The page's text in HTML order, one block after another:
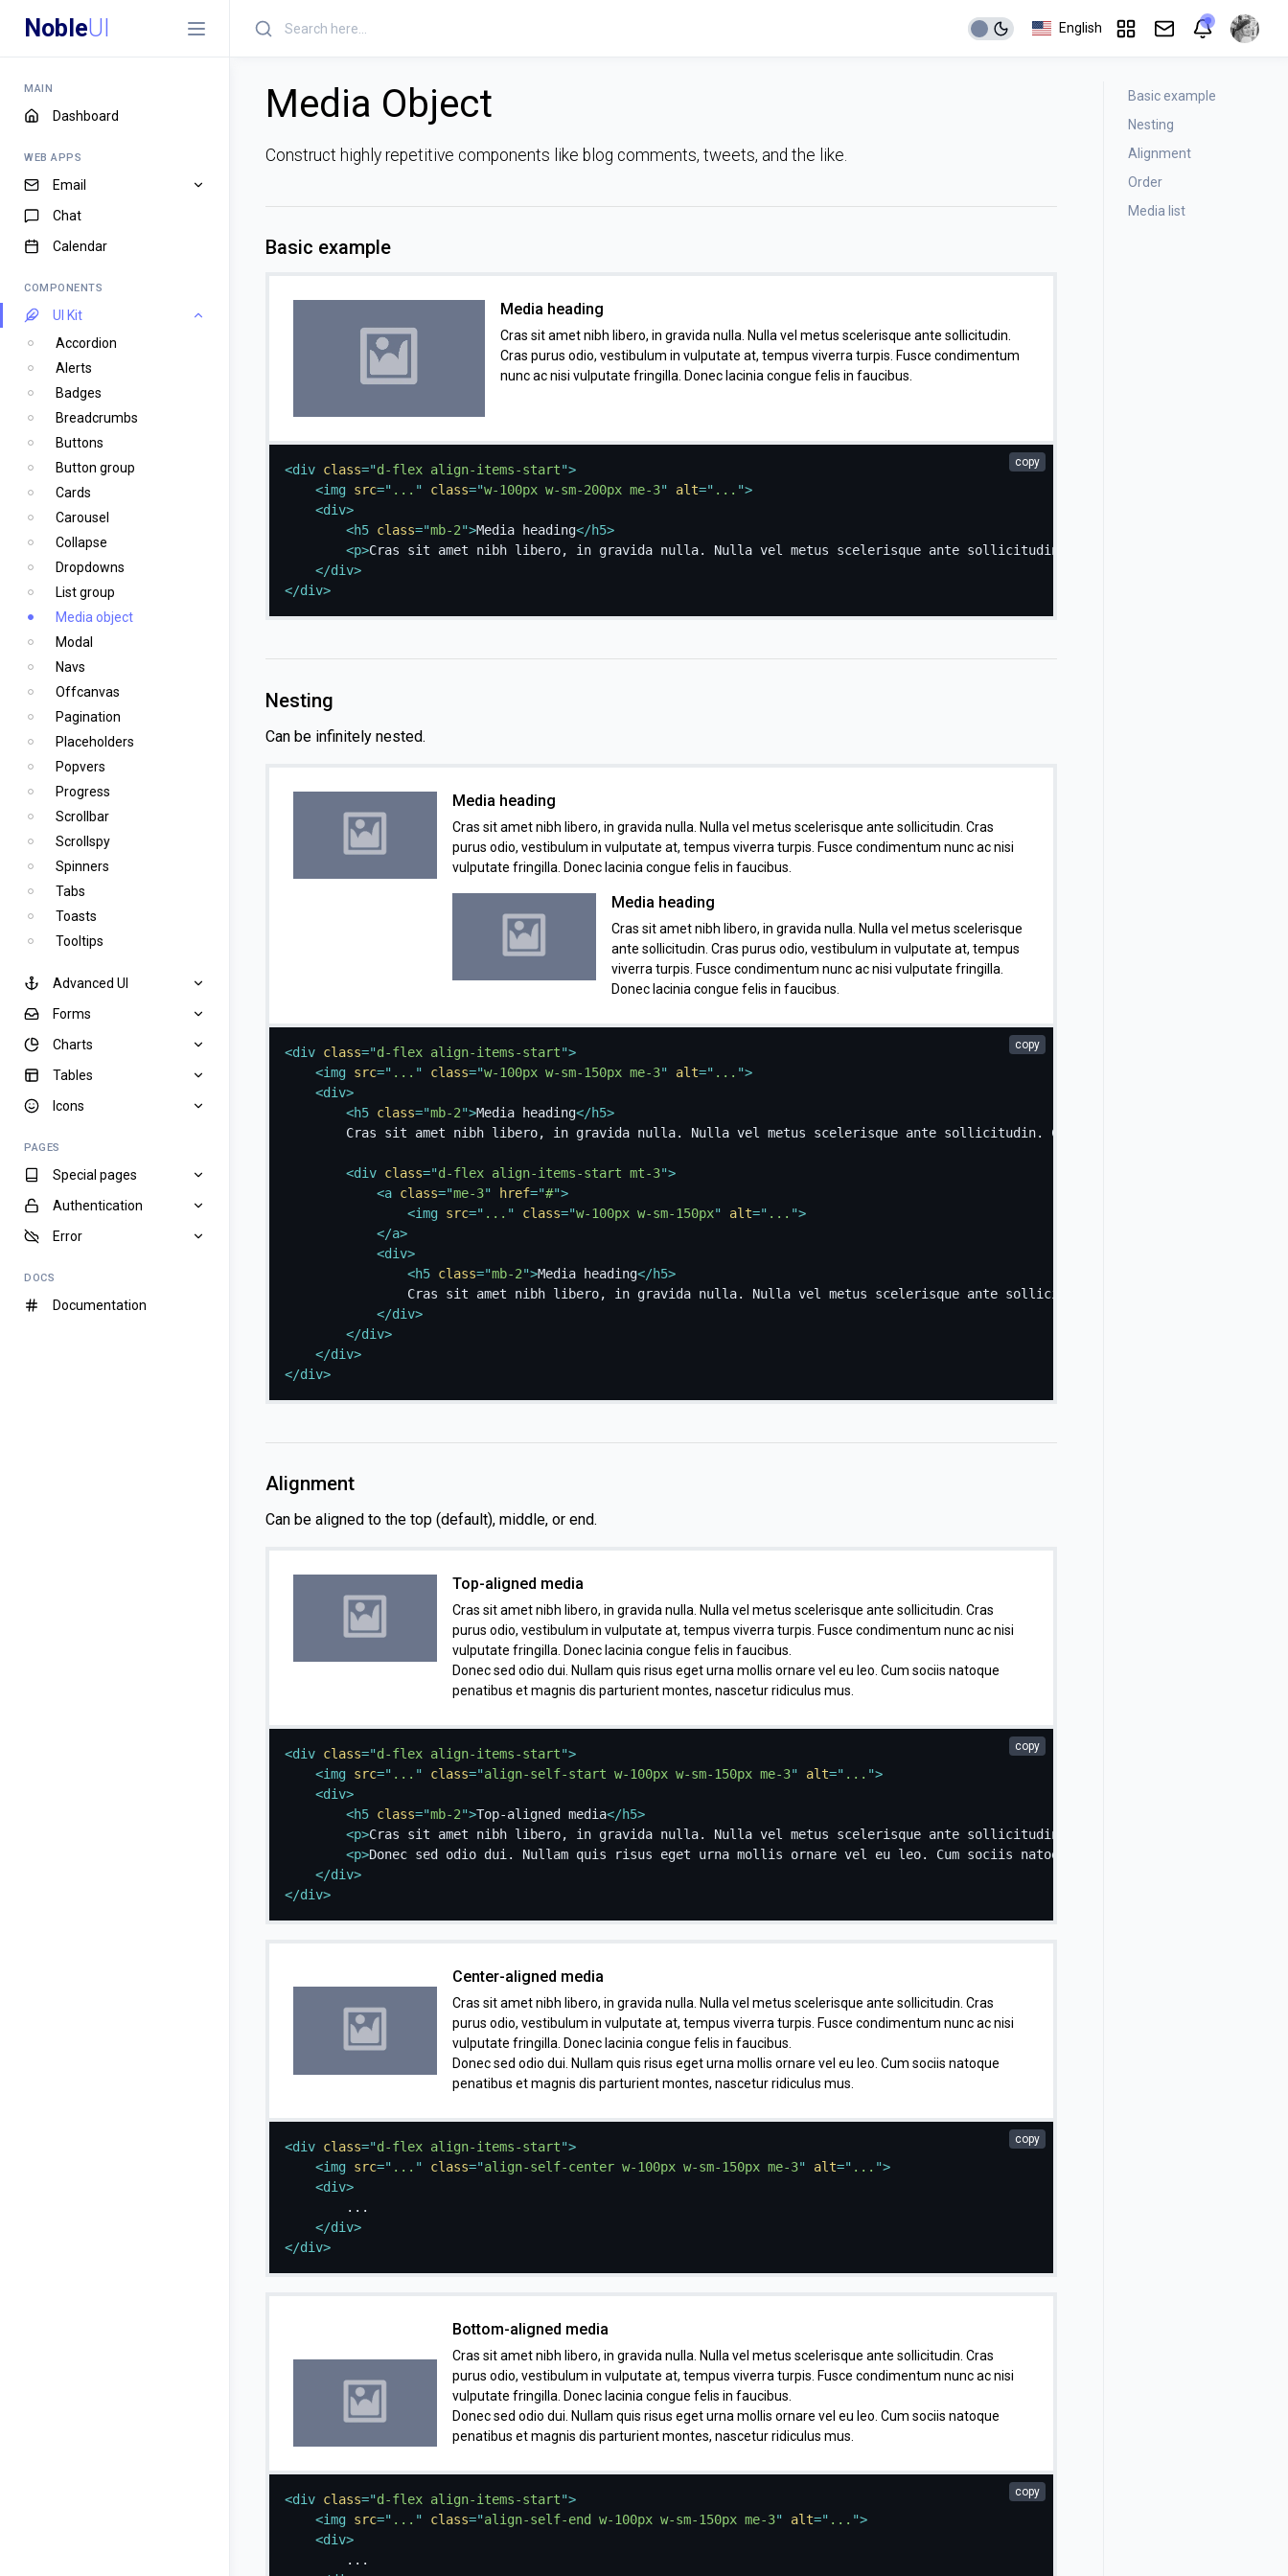
NobleUI
MAIN
Dashboard
WEB APPS
Email
Chat
Calendar
COMPONENTS
UI Kit
Accordion
Alerts
Badges
Breadcrumbs
Buttons
Button group
Cards
Carousel
Collapse
Dropdowns
List group
Media object
Modal
Navs
Offcanvas
Pagination
Placeholders
Popvers
Progress
Scrollbar
Scrollspy
Spinners
Tabs
Toasts
Tooltips
Advanced UI
Forms
Charts
Tables
Icons
PAGES
Special pages
Authentication
Error
DOCS
Documentation
English
Media Object
Construct highly repetitive components like blog comments, tweets, and the like.
Basic example
Media heading
Cras sit amet nibh libero, in gravida nulla. Nulla vel metus scelerisque ante sollicitudin.
Cras purus odio, vestibulum in vulputate at, tempus viverra turpis. Fusce condimentum
nunc ac nisi vulputate fringilla. Donec lacinia congue felis in faucibus.
<div class="d-flex align-items-start">
<img src=" ... " class="w-100px w-sm-200px me-3" alt=" ... ">
<div>
<h5 class="mb-2">Media heading</h5>
<p>Cras sit amet nibh libero, in gravida nulla. Nulla vel metus scelerisque ante sollicitudin. Cras purus odio,
</div>
</div>
copy
Nesting
Can be infinitely nested.
Media heading
Cras sit amet nibh libero, in gravida nulla. Nulla vel metus scelerisque ante sollicitudin. Cras
purus odio, vestibulum in vulputate at, tempus viverra turpis. Fusce condimentum nunc ac nisi
vulputate fringilla. Donec lacinia congue felis in faucibus.
Media heading
Cras sit amet nibh libero, in gravida nulla. Nulla vel metus scelerisque
ante sollicitudin. Cras purus odio, vestibulum in vulputate at, tempus
viverra turpis. Fusce condimentum nunc ac nisi vulputate fringilla.
Donec lacinia congue felis in faucibus.
<div class="d-flex align-items-start">
<img src=" ... " class="w-100px w-sm-150px me-3" alt=" ... ">
<div>
<h5 class="mb-2">Media heading</h5>
<div class="d-flex align-items-start mt-3">
<a class="me-3" href="#">
<img src=" ... " class="w-100px w-sm-150px" alt=" ... ">
</a>
<div>
<h5 class="mb-2">Media heading</h5>
</div>
</div>
</div>
</div>
copy
Alignment
Can be aligned to the top (default), middle, or end.
Top-aligned media
Cras sit amet nibh libero, in gravida nulla. Nulla vel metus scelerisque ante sollicitudin. Cras
purus odio, vestibulum in vulputate at, tempus viverra turpis. Fusce condimentum nunc ac nisi
vulputate fringilla. Donec lacinia congue felis in faucibus.
Donec sed odio dui. Nullam quis risus eget urna mollis ornare vel eu leo. Cum sociis natoque
penatibus et magnis dis parturient montes, nascetur ridiculus mus.
<div class="d-flex align-items-start">
<img src=" ... " class="align-self-start w-100px w-sm-150px me-3" alt=" ... ">
<div>
<h5 class="mb-2">Top-aligned media</h5>
<p>Cras sit amet nibh libero, in gravida nulla. Nulla vel metus scelerisque ante sollicitudin. Cras purus odio,
<p>Donec sed odio dui. Nullam quis risus eget urna mollis ornare vel eu leo. Cum sociis natoque penatibus et magnis dis
</div>
</div>
copy
Center-aligned media
Cras sit amet nibh libero, in gravida nulla. Nulla vel metus scelerisque ante sollicitudin. Cras
purus odio, vestibulum in vulputate at, tempus viverra turpis. Fusce condimentum nunc ac nisi
vulputate fringilla. Donec lacinia congue felis in faucibus.
Donec sed odio dui. Nullam quis risus eget urna mollis ornare vel eu leo. Cum sociis natoque
penatibus et magnis dis parturient montes, nascetur ridiculus mus.
<div class="d-flex align-items-start">
<img src=" ... " class="align-self-center w-100px w-sm-150px me-3" alt=" ... ">
<div>
</div>
</div>
copy
Bottom-aligned media
Cras sit amet nibh libero, in gravida nulla. Nulla vel metus scelerisque ante sollicitudin. Cras
purus odio, vestibulum in vulputate at, tempus viverra turpis. Fusce condimentum nunc ac nisi
vulputate fringilla. Donec lacinia congue felis in faucibus.
Donec sed odio dui. Nullam quis risus eget urna mollis ornare vel eu leo. Cum sociis natoque
penatibus et magnis dis parturient montes, nascetur ridiculus mus.
<div class="d-flex align-items-start">
<img src=" ... " class="align-self-end w-100px w-sm-150px me-3" alt=" ... ">
<div>
copy
Basic example
Nesting
Alignment
Order
Media list